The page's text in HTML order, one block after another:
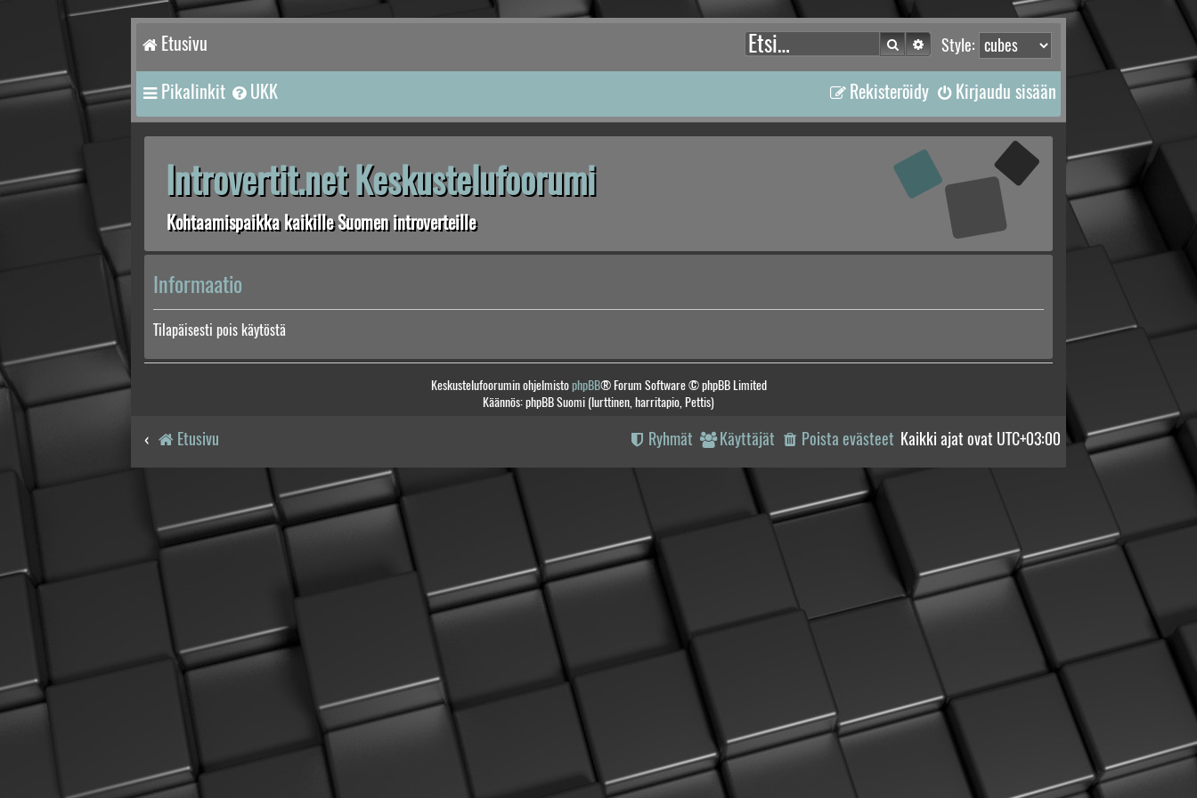
Etusivu Style:
Etsi Tarkennettu haku
Pikalinkit UKK Kirjaudu sisään
Rekisteröidy
Introvertit.net Keskustelufoorumi
Kohtaamispaikka kaikille Suomen introverteille
Informaatio
Tilapäisesti pois käytöstä
Keskustelufoorumin ohjelmistophpBB® Forum Software © phpBB Limited
Käännös: phpBB Suomi (lurttinen, harritapio, Pettis)
Etusivu Kaikki ajat ovat UTC+03:00
Poista evästeet
Käyttäjät
Ryhmät